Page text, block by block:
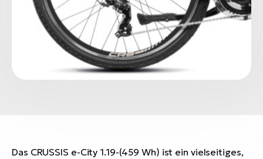
Das CRUSSIS e-City 1.19-(459 Wh) ist ein vielseitiges,